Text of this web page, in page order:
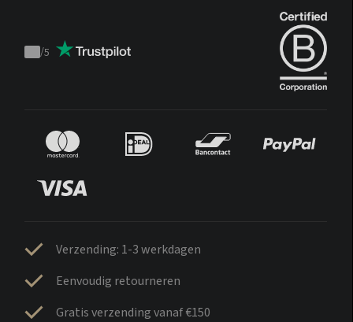
Trustpilot
/5
Verzending: 1-3 werkdagen
Eenvoudig retourneren
Gratis verzending vanaf €150